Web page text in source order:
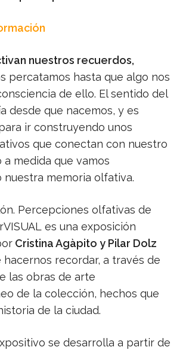
nuestros recuerdos,
percatamos hasta que algo nos
de ello. El sentido del
desde que nacemos, y es
ir construyendo unos
que conectan con nuestro
a medida que vamos
memoria olfativa.
Percepciones olfativas de
es una exposición
Cristina Agàpito y Pilar Dolz
recordar, a través de
las obras de arte
de la colección, hechos que
de la ciudad.
se desarrolla a partir de